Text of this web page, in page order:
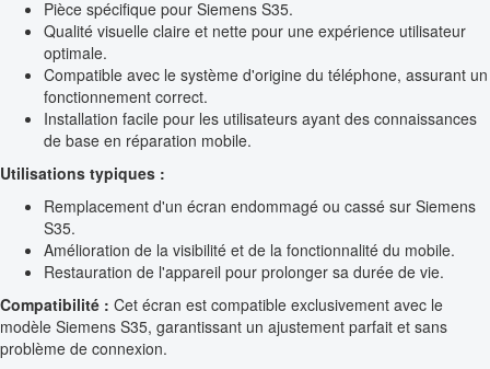
Pièce spécifique pour Siemens S35.
Qualité visuelle claire et nette pour une expérience utilisateur
optimale.
Compatible avec le système d'origine du téléphone, assurant un
fonctionnement correct.
Installation facile pour les utilisateurs ayant des connaissances
de base en réparation mobile.
Utilisations typiques :
Remplacement d'un écran endommagé ou cassé sur Siemens
S35.
Amélioration de la visibilité et de la fonctionnalité du mobile.
Restauration de l'appareil pour prolonger sa durée de vie.
Compatibilité : Cet écran est compatible exclusivement avec le
modèle Siemens S35, garantissant un ajustement parfait et sans
problème de connexion.